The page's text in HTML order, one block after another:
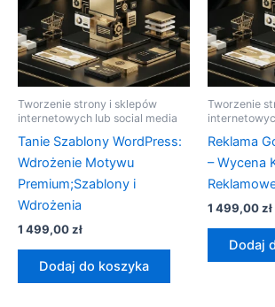
Tworzenie strony i sklepów
internetowych lub social media
Tanie Szablony WordPress:
Wdrożenie Motywu
Premium;Szablony i
Wdrożenia
1 499,00zł
Dodaj do koszyka
Tworzenie
Reklama
– Wycena
1 499,00zł
Dodaj